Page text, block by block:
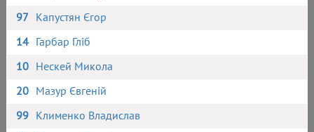
97 Капустян Єгор
14 Гарбар Гліб
10 Нескей Микола
20 Мазур Євгеній
99 Клименко Владислав